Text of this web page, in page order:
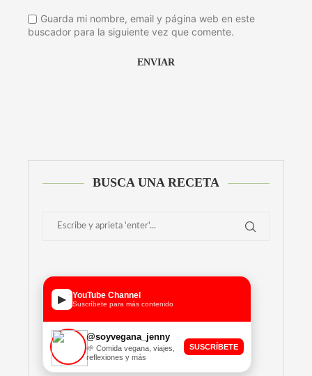
Guarda mi nombre, email y página web en este
buscador para la siguiente vez que comente.
BUSCA UNA RECETA
▶ YouTube Channel
Suscríbete para más contenido
@soyvegana_jenny
🌱 Comida vegana, viajes,
reflexiones y más
SUSCRÍBETE